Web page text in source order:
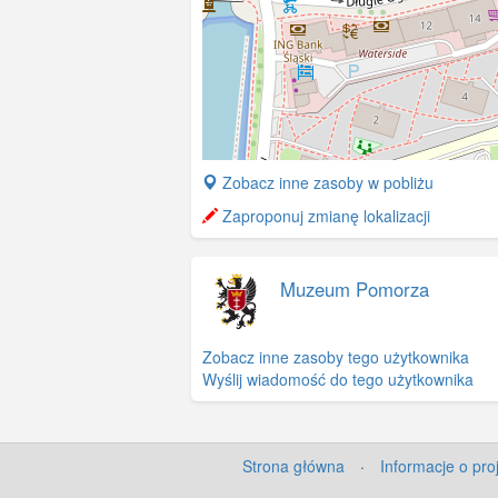
+
−
Zobacz inne zasoby w pobliżu
Zaproponuj zmianę lokalizacji
Muzeum Pomorza
Zobacz inne zasoby tego użytkownika
Wyślij wiadomość do tego użytkownika
Strona główna · Informacje o